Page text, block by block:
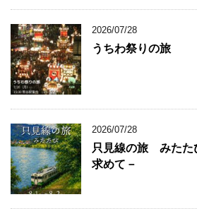
2026/07/28
うちわ祭りの旅
2026/07/28
只見線の旅 みた
求めて－